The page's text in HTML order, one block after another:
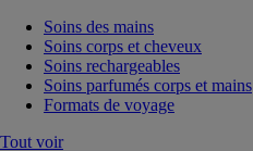
Soins des mains
Soins corps et cheveux
Soins rechargeables
Soins parfumés corps et mains
Formats de voyage
Tout voir